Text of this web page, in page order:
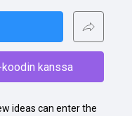
kanssa
ideas can enter the